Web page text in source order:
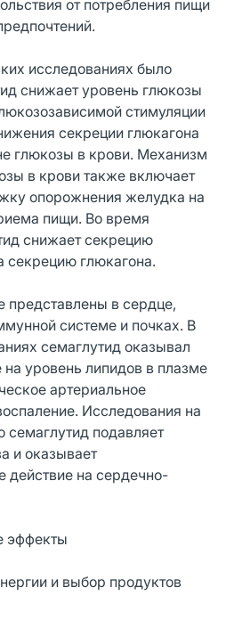
от потребления пищи
исследованиях было
снижает уровень глюкозы
стимуляции
секреции глюкагона
глюкозы в крови. Механизм
в крови также включает
опорожнения желудка на
пищи. Во время
снижает секрецию
секрецию глюкагона.
представлены в сердце,
системе и почках. В
семаглутид оказывал
на уровень липидов в плазме
артериальное
Исследования на
семаглутид подавляет
и оказывает
действие на сердечно-
эффекты
и выбор продуктов